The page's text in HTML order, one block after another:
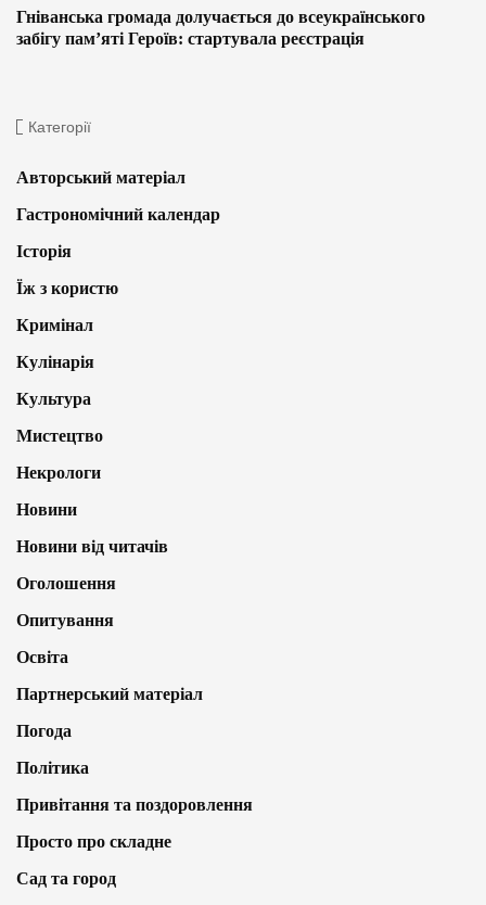
Гніванська громада долучається до всеукраїнського
забігу пам’яті Героїв: стартувала реєстрація
Категорії
Авторський матеріал
Гастрономічний календар
Історія
Їж з користю
Кримінал
Кулінарія
Культура
Мистецтво
Некрологи
Новини
Новини від читачів
Оголошення
Опитування
Освіта
Партнерський матеріал
Погода
Політика
Привітання та поздоровлення
Просто про складне
Сад та город